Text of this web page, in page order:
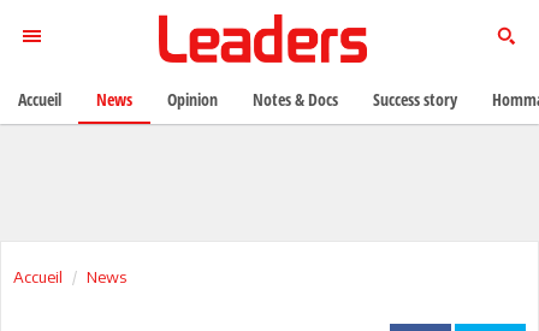
Accueil News
Accueil News Opinion Notes & Docs Success story